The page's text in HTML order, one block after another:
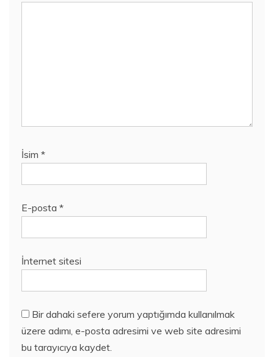
İsim *
E-posta *
İnternet sitesi
Bir dahaki sefere yorum yaptığımda kullanılmak
üzere adımı, e-posta adresimi ve web site adresimi
bu tarayıcıya kaydet.